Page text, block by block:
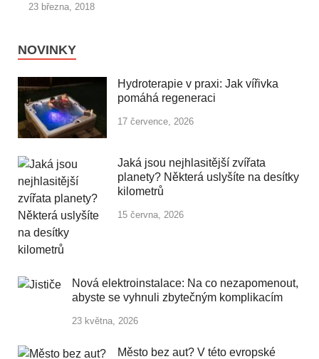
23 března, 2018
NOVINKY
Hydroterapie v praxi: Jak vířivka
pomáhá regeneraci
17 července, 2026
Jaká jsou nejhlasitější zvířata
planety? Některá uslyšíte na desítky
kilometrů
15 června, 2026
Nová elektroinstalace: Na co nezapomenout,
abyste se vyhnuli zbytečným komplikacím
23 května, 2026
Město bez aut? V této evropské